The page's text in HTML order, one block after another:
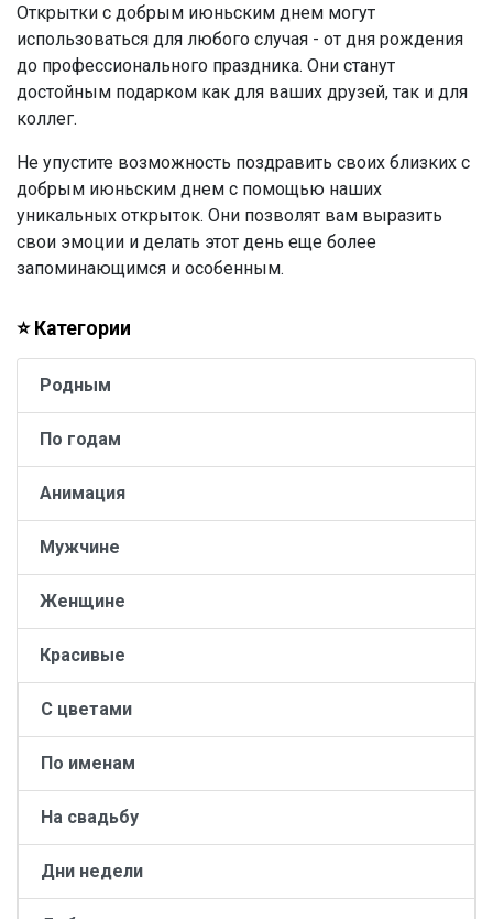
Открытки с добрым июньским днем могут
использоваться для любого случая - от дня рождения
до профессионального праздника. Они станут
достойным подарком как для ваших друзей, так и для
коллег.
Не упустите возможность поздравить своих близких с
добрым июньским днем с помощью наших
уникальных открыток. Они позволят вам выразить
свои эмоции и делать этот день еще более
запоминающимся и особенным.
⭐ Категории
Родным
По годам
Анимация
Мужчине
Женщине
Красивые
С цветами
По именам
На свадьбу
Дни недели